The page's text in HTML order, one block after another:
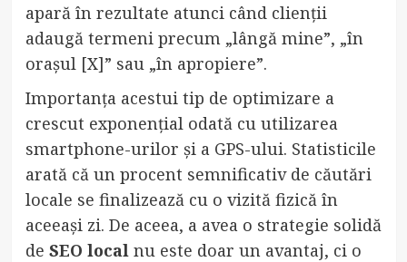
apară în rezultate atunci când clienții
adaugă termeni precum „lângă mine”, „în
orașul [X]” sau „în apropiere”.
Importanța acestui tip de optimizare a
crescut exponențial odată cu utilizarea
smartphone-urilor și a GPS-ului. Statisticile
arată că un procent semnificativ de căutări
locale se finalizează cu o vizită fizică în
aceeași zi. De aceea, a avea o strategie solidă
de SEO localnu este doar un avantaj, ci o